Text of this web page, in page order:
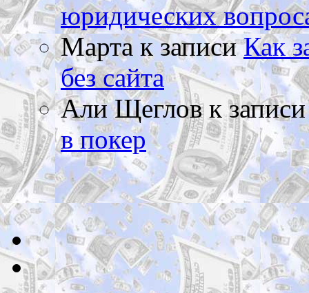
юридических
Мартак записиКак
без сайта
Али Щегловк
в покер